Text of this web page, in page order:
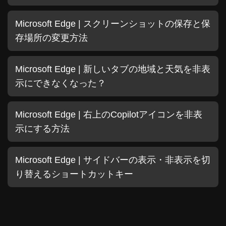
Microsoft Edge | スクリーンショットの保存と保
存場所の変更方法
Microsoft Edge | 新しいタブの地域と天気を非表
示にできなくなった？
Microsoft Edge | 右上のCopilotアイコンを非表
示にする方法
Microsoft Edge | サイドバーの表示・非表示を切
り替えるショートカットキー